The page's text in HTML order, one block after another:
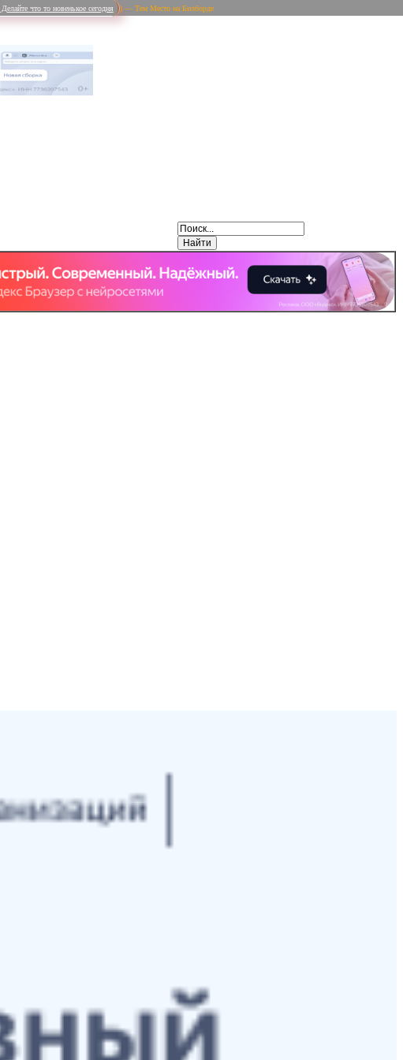
что то новенькое сегодня ) — Тем Место на Билборде
Tencent Weibo